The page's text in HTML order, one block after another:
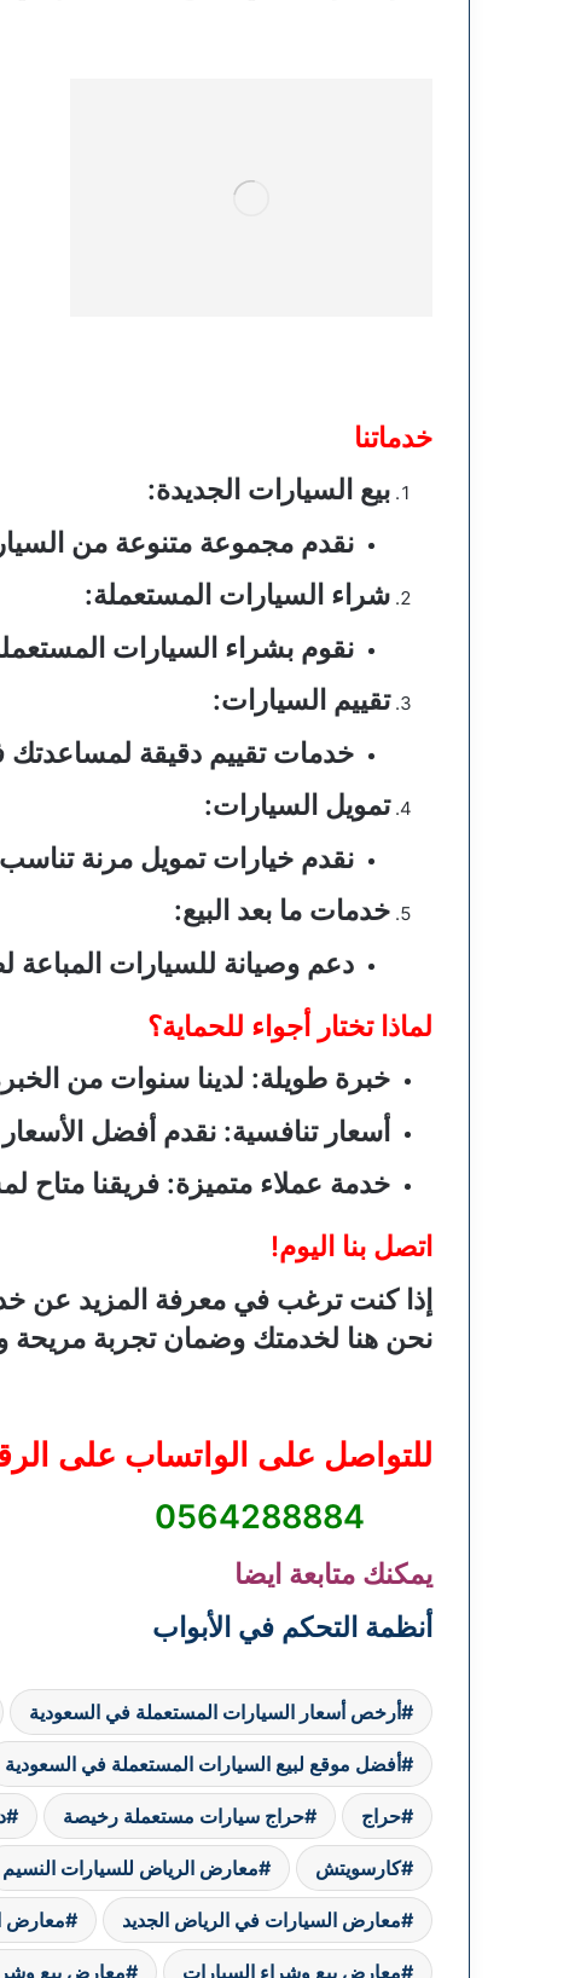
خدماتنا
بيع السيارات الجديدة:
نقدم مجموعة متنوعة من
شراء السيارات المستعملة:
نقوم بشراء السيارات
تقييم السيارات:
خدمات تقييم دقيقة
تمويل السيارات:
نقدم خيارات تمويل مرنة تناسب
خدمات ما بعد البيع:
دعم وصيانة للسيارات المباعة
لماذا تختار أجواء للحماية؟
خبرة طويلة: لدينا سنوات من
أسعار تنافسية: نقدم أفضل
خدمة عملاء متميزة: فريقنا متاح
اتصل بنا اليوم!
إذا كنت ترغب في معرفة المزيد عن
نحن هنا لخدمتك وضمان تجربة مريحة
للتواصل على الواتساب على
يمكنك متابعة ايضا
أنظمة التحكم في الأبواب
أرخص أسعار السيارات المستعملة في السعودية
أفضل موقع لبيع السيارات المستعملة في السعودية
حراج حراج سيارات مستعملة رخيصة
كارسويتش معارض الرياض للسيارات النسيم
معارض السيارات في الرياض الجديد معارض
معارض بيع وشراء السيارات معارض بيع